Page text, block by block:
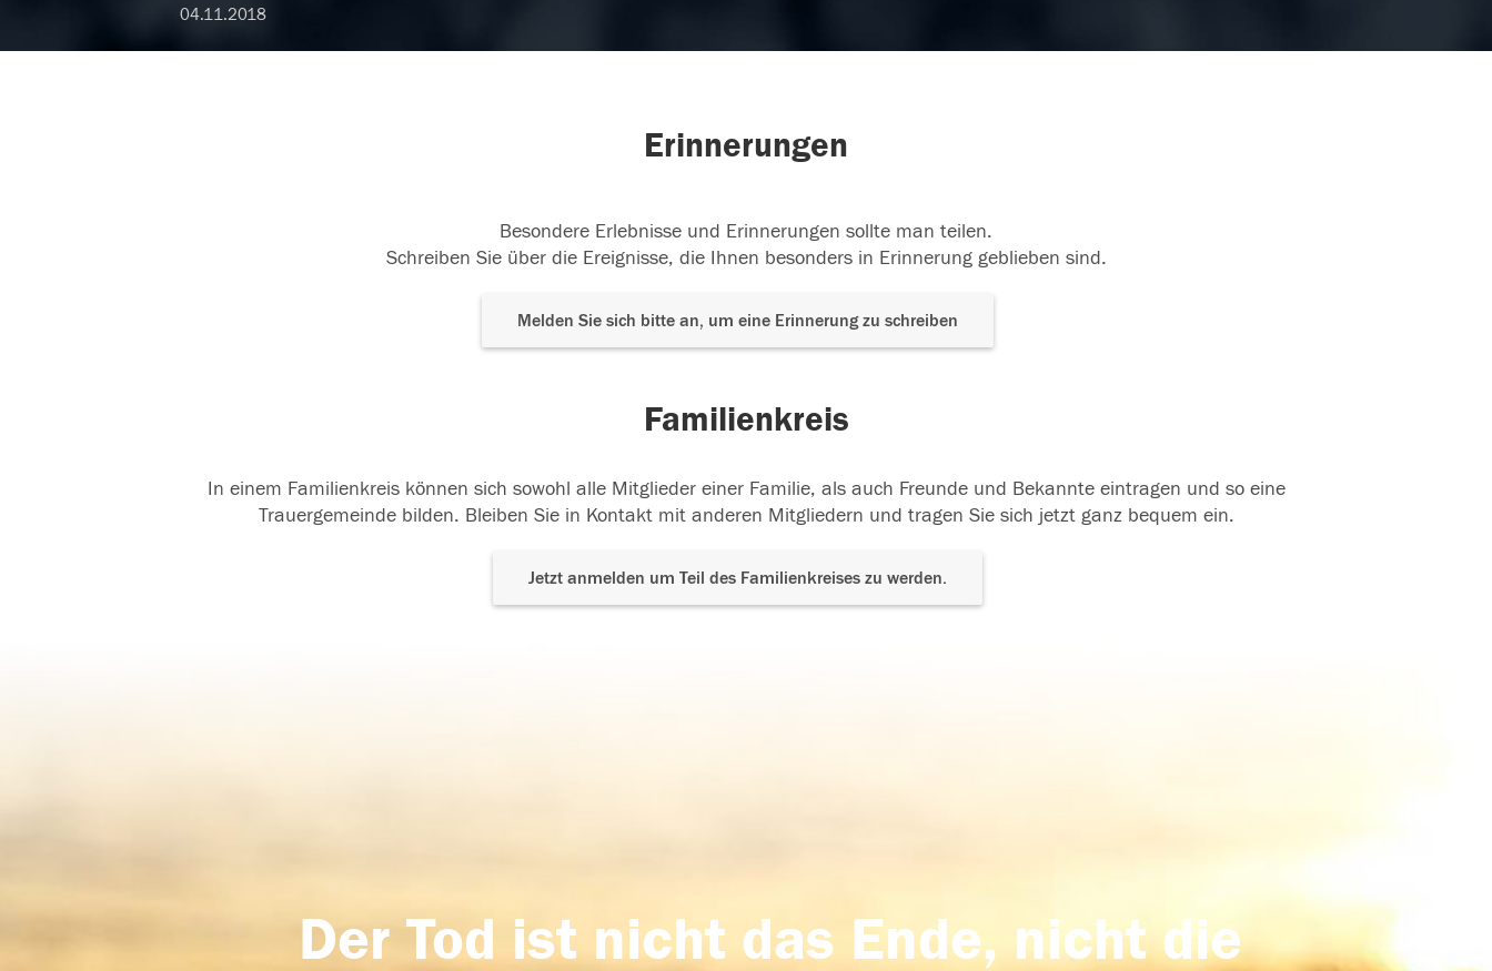
04.11.2018
Erinnerungen
Besondere Erlebnisse und Erinnerungen sollte man teilen.
Schreiben Sie über die Ereignisse, die Ihnen besonders in Erinnerung geblieben sind.
Melden Sie sich bitte an, um eine Erinnerung zu schreiben
Familienkreis
In einem Familienkreis können sich sowohl alle Mitglieder einer Familie, als auch Freunde und Bekannte eintragen und so eine
Trauergemeinde bilden. Bleiben Sie in Kontakt mit anderen Mitgliedern und tragen Sie sich jetzt ganz bequem ein.
Jetzt anmelden um Teil des Familienkreises zu werden.
Der Tod ist nicht das Ende, nicht die